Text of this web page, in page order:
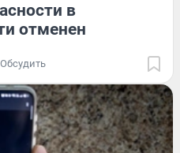
в
отменен
Обсудить